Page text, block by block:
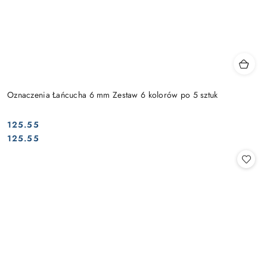
Oznaczenia Łańcucha 6 mm Zestaw 6 kolorów po 5 sztuk
Cena:
125.55
Cena:
125.55